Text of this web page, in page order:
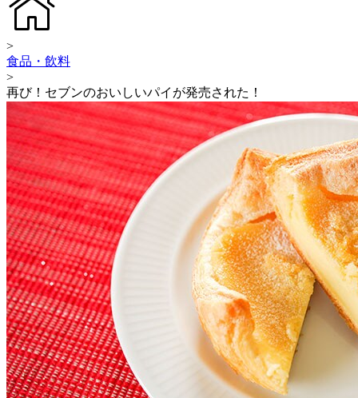
>
食品・飲料
>
再び！セブンのおいしいパイが発売された！